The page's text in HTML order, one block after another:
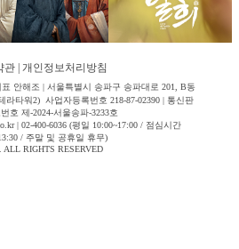
관 개인정보처리방침
안해조 | 서울특별시 송파구 송파대로 201, B동
라타워2) 사업자등록번호 218-87-02390 | 통신판
호 제-2024-서울송파-3233호
| 02-400-6036 (평일 10:00~17:00 / 점심시간
/ 주말 및 공휴일 휴무)
ALL RIGHTS RESERVED